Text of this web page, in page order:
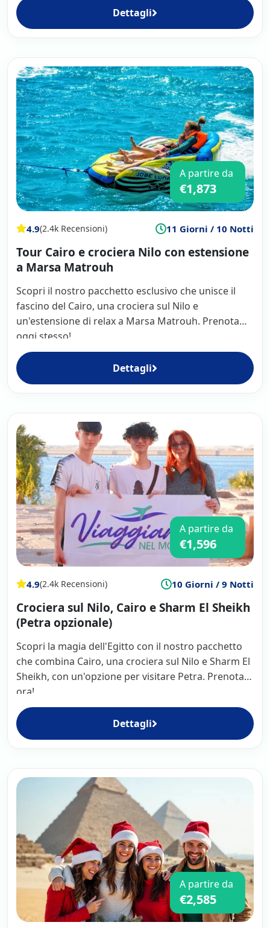
Dettagli
A partire da
€1,873
4.9(2.4k Recensioni) 11 Giorni / 10 Notti
Tour Cairo e crociera Nilo con estensione
a Marsa Matrouh
Scopri il nostro pacchetto esclusivo che unisce il
fascino del Cairo, una crociera sul Nilo e
un'estensione di relax a Marsa Matrouh. Prenota
oggi stesso!
Dettagli
A partire da
€1,596
4.9(2.4k Recensioni) 10 Giorni / 9 Notti
Crociera sul Nilo, Cairo e Sharm El Sheikh
(Petra opzionale)
Scopri la magia dell'Egitto con il nostro pacchetto
che combina Cairo, una crociera sul Nilo e Sharm El
Sheikh, con un'opzione per visitare Petra. Prenota
ora!
Dettagli
A partire da
€2,585